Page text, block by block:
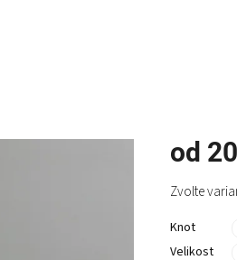
od
Měrná
cena:
Zvolte
Knot
Velikost